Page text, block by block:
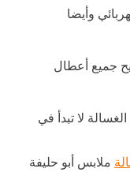
وأيضا
جميع أعطال
لا تبدأ في
ملابس أبو حليفة